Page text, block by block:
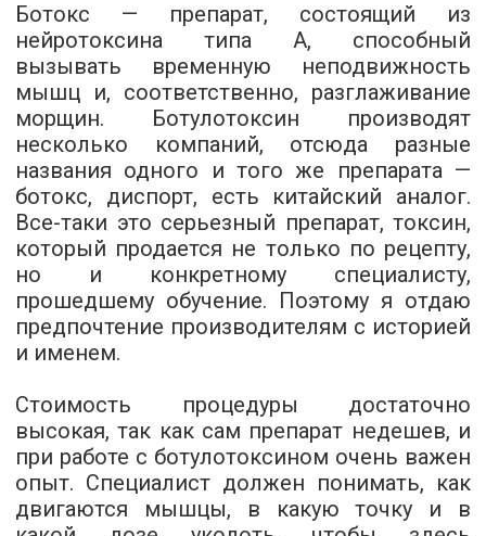
Ботокс — препарат, состоящий из
нейротоксина типа А, способный
вызывать временную неподвижность
мышц и, соответственно, разглаживание
морщин. Ботулотоксин производят
несколько компаний, отсюда разные
названия одного и того же препарата —
ботокс, диспорт, есть китайский аналог.
Все-таки это серьезный препарат, токсин,
который продается не только по рецепту,
но и конкретному специалисту,
прошедшему обучение. Поэтому я отдаю
предпочтение производителям с историей
и именем.
Стоимость процедуры достаточно
высокая, так как сам препарат недешев, и
при работе с ботулотоксином очень важен
опыт. Специалист должен понимать, как
двигаются мышцы, в какую точку и в